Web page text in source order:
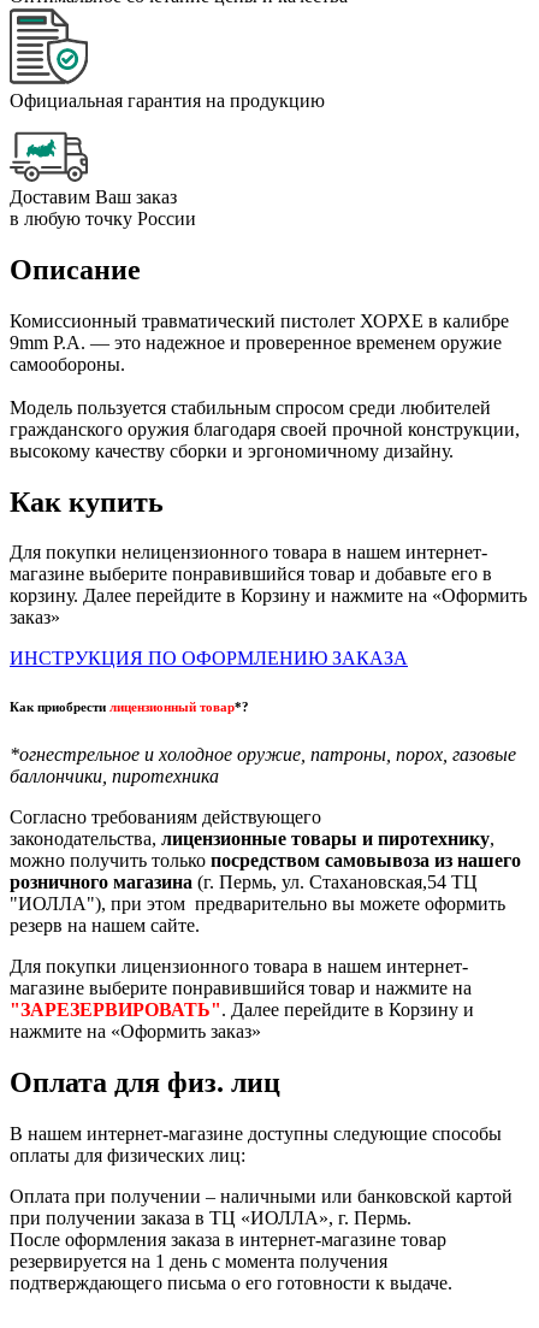
Официальная гарантия на продукцию
Доставим Ваш заказ
в любую точку России
Описание
Комиссионный травматический пистолет ХОРХЕ в калибре
9mm P.A. — это надежное и проверенное временем оружие
самообороны.
Модель пользуется стабильным спросом среди любителей
гражданского оружия благодаря своей прочной конструкции,
высокому качеству сборки и эргономичному дизайну.
Как купить
Для покупки нелицензионного товара в нашем интернет-
магазине выберите понравившийся товар и добавьте его в
корзину. Далее перейдите в Корзину и нажмите на «Оформить
заказ»
ИНСТРУКЦИЯ ПО ОФОРМЛЕНИЮ ЗАКАЗА
Как приобрести лицензионный товар*?
*огнестрельное и холодное оружие, патроны, порох, газовые
баллончики, пиротехника
Согласно требованиям действующего
законодательства, лицензионные товары и пиротехнику,
можно получить только посредством самовывоза из нашего
розничного магазина (г. Пермь, ул. Стахановская,54 ТЦ
"ИОЛЛА"), при этом предварительно вы можете оформить
резерв на нашем сайте.
Для покупки лицензионного товара в нашем интернет-
магазине выберите понравившийся товар и нажмите на
"ЗАРЕЗЕРВИРОВАТЬ". Далее перейдите в Корзину и
нажмите на «Оформить заказ»
Оплата для физ. лиц
В нашем интернет-магазине доступны следующие способы
оплаты для физических лиц:
Оплата при получении – наличными или банковской картой
при получении заказа в ТЦ «ИОЛЛА», г. Пермь.
После оформления заказа в интернет-магазине товар
резервируется на 1 день с момента получения
подтверждающего письма о его готовности к выдаче.